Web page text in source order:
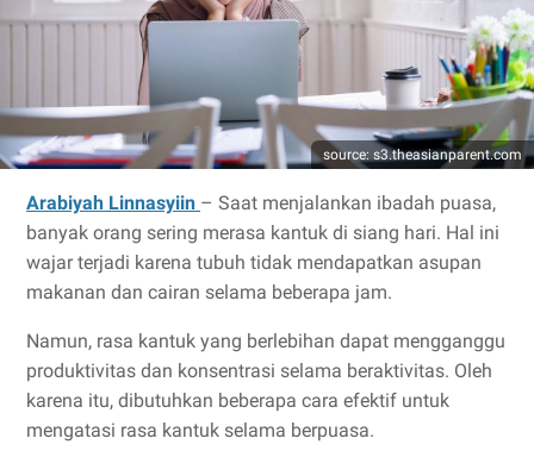
source: s3.theasianparent.com
Arabiyah Linnasyiin – Saat menjalankan ibadah puasa,
banyak orang sering merasa kantuk di siang hari. Hal ini
wajar terjadi karena tubuh tidak mendapatkan asupan
makanan dan cairan selama beberapa jam.
Namun, rasa kantuk yang berlebihan dapat mengganggu
produktivitas dan konsentrasi selama beraktivitas. Oleh
karena itu, dibutuhkan beberapa cara efektif untuk
mengatasi rasa kantuk selama berpuasa.